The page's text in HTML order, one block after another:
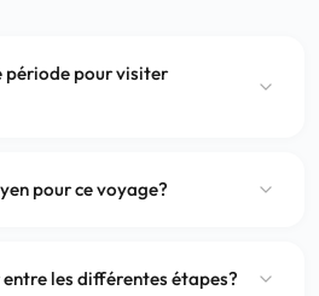
période pour visiter
pour ce voyage?
les différentes étapes?